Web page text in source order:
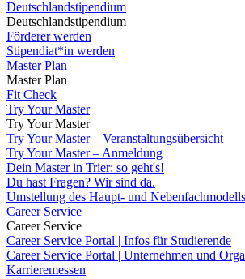
Deutschlandstipendium
Deutschlandstipendium
Förderer werden
Stipendiat*in werden
Master Plan
Master Plan
Fit Check
Try Your Master
Try Your Master
Try Your Master – Veranstaltungsübersicht
Try Your Master – Anmeldung
Dein Master in Trier: so geht's!
Du hast Fragen? Wir sind da.
Umstellung des Haupt- und
Career Service
Career Service
Career Service Portal | Infos für Studierende
Career Service Portal | Unternehmen und
Karrieremessen